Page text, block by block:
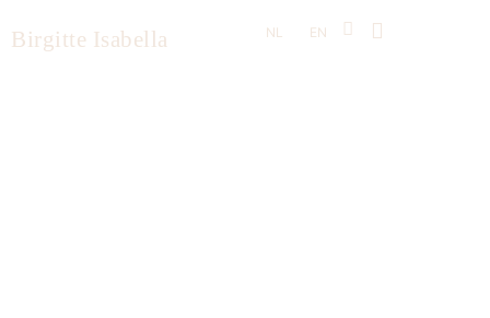
Birgitte Isabella NL EN